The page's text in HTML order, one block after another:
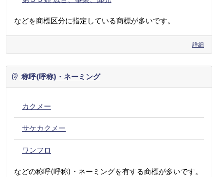
などを商標区分に指定している商標が多いです。
詳細
称呼(呼称)・ネーミング
カクメー
サケカクメー
ワンフロ
などの称呼(呼称)・ネーミングを有する商標が多いです。